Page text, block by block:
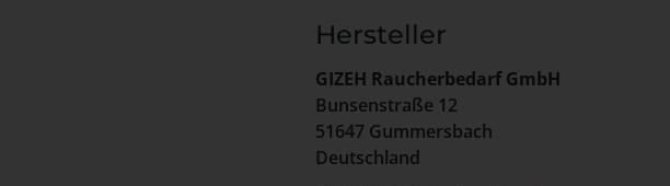
Hersteller
GIZEH Raucherbedarf GmbH
Bunsenstraße 12
51647 Gummersbach
Deutschland